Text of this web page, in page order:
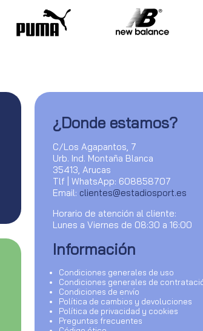
¿Donde estamos?
C/Los Agapantos, 7
Urb. Ind. Montaña Blanca
35413, Arucas
Tlf | WhatsApp: 608858707
Email: clientes@estadiosport.es
Horario de atención al cliente:
Lunes a Viernes de 08:30 a 16:00
Información
Condiciones generales de uso
Condiciones generales de
Condiciones de envío
Política de cambios y devoluciones
Política de privacidad y cookies
Preguntas frecuentes